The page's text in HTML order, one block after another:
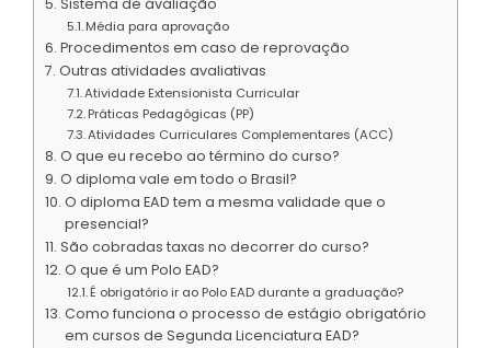
Sistema de avaliação
Média para aprovação
Procedimentos em caso de reprovação
Outras atividades avaliativas
Atividade Extensionista Curricular
Práticas Pedagógicas (PP)
Atividades Curriculares Complementares (ACC)
O que eu recebo ao término do curso?
O diploma vale em todo o Brasil?
O diploma EAD tem a mesma validade que o
presencial?
São cobradas taxas no decorrer do curso?
O que é um Polo EAD?
É obrigatório ir ao Polo EAD durante a graduação?
Como funciona o processo de estágio obrigatório
em cursos de Segunda Licenciatura EAD?